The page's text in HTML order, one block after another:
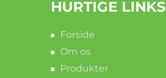
HURTIGE LINKS
Forside
Om os
Produkter